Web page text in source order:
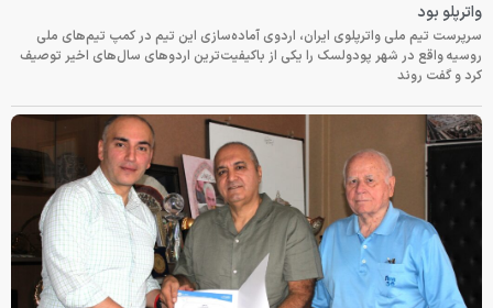
واترپلو بود
سرپرست تیم ملی واترپلوی ایران، اردوی آماده‌سازی این تیم در کمپ تیم‌های ملی
روسیه واقع در شهر پودولسک را یکی از باکیفیت‌ترین اردوهای سال‌های اخیر توصیف
کرد و گفت روند